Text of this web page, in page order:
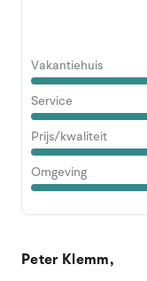
Vakantiehuis
Service
Prijs/kwaliteit
Omgeving
Peter Klemm,